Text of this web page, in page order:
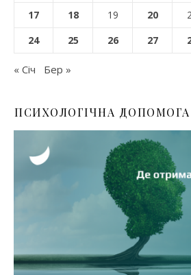
17
18 19 20
24
25 26 27
« Січ Бер »
ПСИХОЛОГІЧНА ДОПОМОГА